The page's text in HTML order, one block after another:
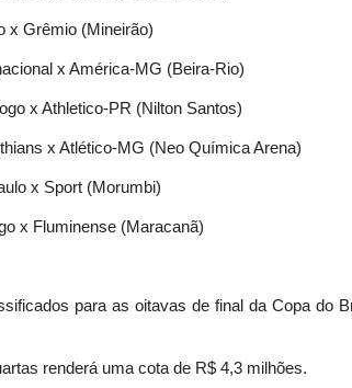
x Grêmio (Mineirão)
x América-MG (Beira-Rio)
x Athletico-PR (Nilton Santos)
x Atlético-MG (Neo Química Arena)
x Sport (Morumbi)
x Fluminense (Maracanã)
para as oitavas de final da Copa do
renderá uma cota de R$ 4,3 milhões.